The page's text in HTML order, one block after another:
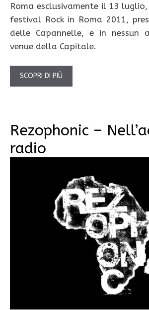
Roma esclusivamente il 13
festival Rock in Roma 2011,
delle Capannelle, e in nessun
venue della Capitale.
SCOPRI DI PIÙ
Rezophonic –
radio